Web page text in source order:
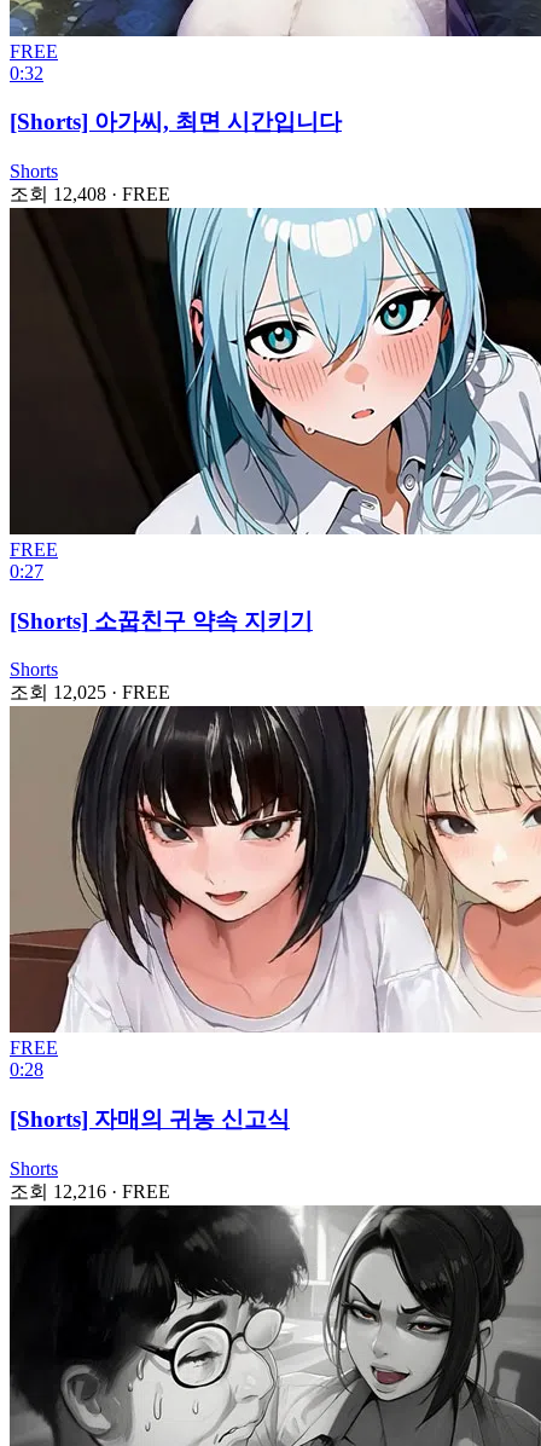
FREE
0:32
[Shorts] 아가씨, 최면 시간입니다
Shorts
조회 12,408 · FREE
FREE
0:27
[Shorts] 소꿉친구 약속 지키기
Shorts
조회 12,025 · FREE
FREE
0:28
[Shorts] 자매의 귀농 신고식
Shorts
조회 12,216 · FREE